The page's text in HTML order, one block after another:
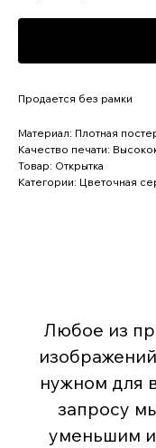
Продается без рамки
Материал: Плотная
Качество печати:
Товар: Открытка
Категории: Цветочная
Любое из
нужном для
запросу
уменьшим